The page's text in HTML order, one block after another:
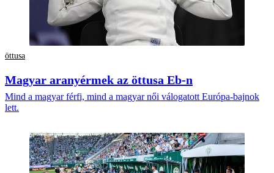
öttusa
Magyar aranyérmek az öttusa Eb-n
Mind a magyar férfi, mind a magyar női válogatott Európa-bajnok
lett.